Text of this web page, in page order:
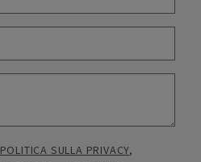
POLITICA SULLA PRIVACY,